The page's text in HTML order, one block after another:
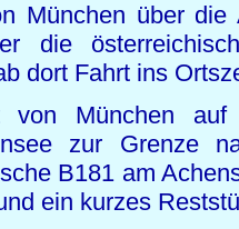
München über
die
dort Fahrt ins
von München
zur Grenze
B181 am
ein kurzes